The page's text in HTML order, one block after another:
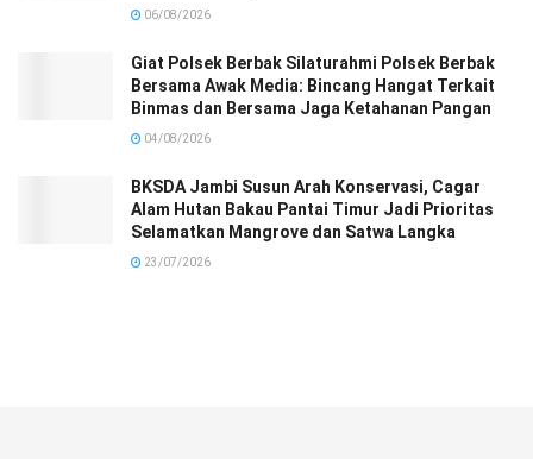
06/08/2026
Giat Polsek Berbak Silaturahmi Polsek Berbak
Bersama Awak Media: Bincang Hangat Terkait
Binmas dan Bersama Jaga Ketahanan Pangan
04/08/2026
BKSDA Jambi Susun Arah Konservasi, Cagar
Alam Hutan Bakau Pantai Timur Jadi Prioritas
Selamatkan Mangrove dan Satwa Langka
23/07/2026